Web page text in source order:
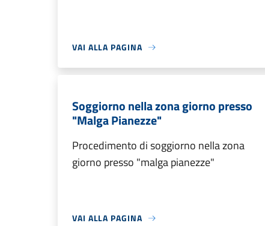
VAI ALLA PAGINA
Soggiorno nella zona giorno presso
"Malga Pianezze"
Procedimento di soggiorno nella zona
giorno presso "malga pianezze"
VAI ALLA PAGINA